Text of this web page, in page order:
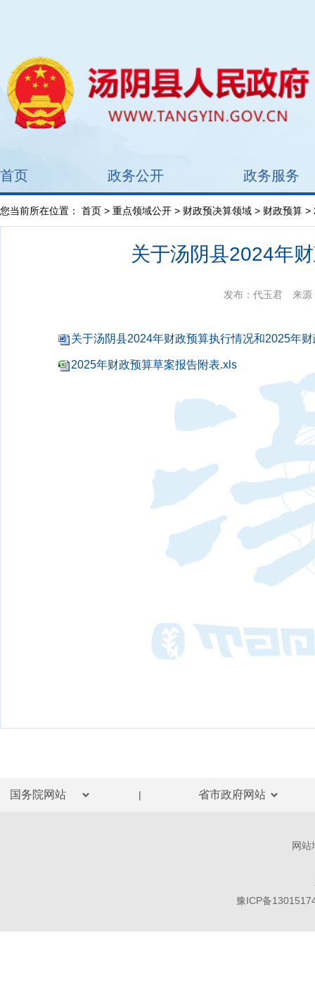
首页 政务公开 政务服务
您当前所在位置： 首页 > 重点领域公开 > 财政预决算领域 > 财政预算 >
关于汤阴县2024年
发布：代玉君 来
关于汤阴县2024年财政预算执行情况和2025年
2025年财政预算草案报告附表.xls
|
网站
豫ICP备